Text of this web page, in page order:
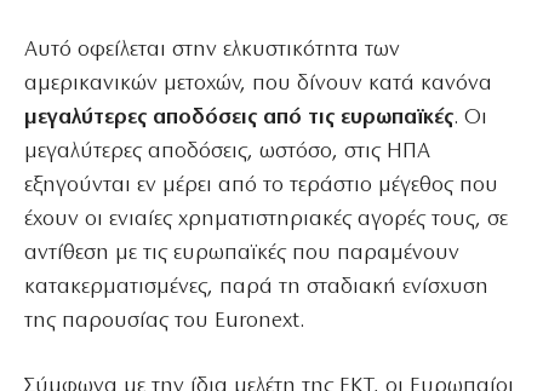
Αυτό οφείλεται στην ελκυστικότητα των
αμερικανικών μετοχών, που δίνουν κατά κανόνα
μεγαλύτερες αποδόσεις από τις ευρωπαϊκές. Οι
μεγαλύτερες αποδόσεις, ωστόσο, στις ΗΠΑ
εξηγούνται εν μέρει από το τεράστιο μέγεθος που
έχουν οι ενιαίες χρηματιστηριακές αγορές τους, σε
αντίθεση με τις ευρωπαϊκές που παραμένουν
κατακερματισμένες, παρά τη σταδιακή ενίσχυση
της παρουσίας του Euronext.
Σύμφωνα με την ίδια μελέτη της ΕΚΤ, οι Ευρωπαίοι